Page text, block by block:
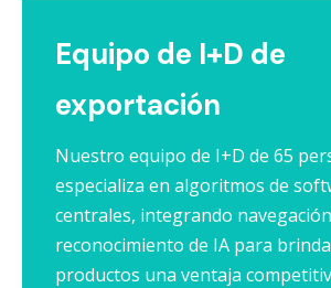
Equipo de I+D de
exportación
Nuestro equipo de I+D de 65
especializa en algoritmos de
centrales, integrando
reconocimiento de IA para
productos una ventaja